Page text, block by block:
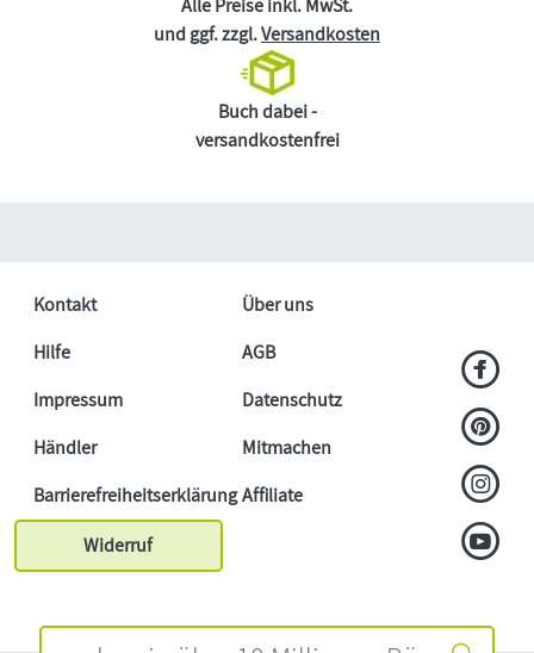
Alle Preise inkl. MwSt.
und ggf. zzgl.Versandkosten
Buch dabei -
versandkostenfrei
Kontakt
Über uns
Hilfe
AGB
Impressum
Datenschutz
Händler
Mitmachen
BarrierefreiheitserklärungAffiliate
Widerruf